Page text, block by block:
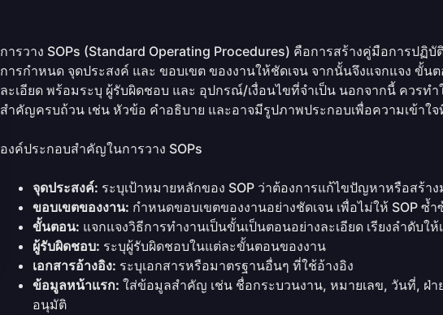
การวาง SOPs (Standard Operating Procedures) คือการสร้างคู่มือการปฏิบั
การกำหนด จุดประสงค์ และ ขอบเขต ของงานให้ชัดเจน จากนั้นจึงแจกแจง ขั้น
ละเอียด พร้อมระบุ ผู้รับผิดชอบ และ อุปกรณ์/เงื่อนไขที่จำเป็น นอกจากนี้ ควรท
สำคัญครบถ้วน เช่น หัวข้อ คำอธิบาย และอาจมีรูปภาพประกอบเพื่อความเข้าใ
องค์ประกอบสำคัญในการวาง SOPs
จุดประสงค์: ระบุเป้าหมายหลักของ SOP ว่าต้องการแก้ไขปัญหาหรือสร้าง
ขอบเขตของงาน: กำหนดขอบเขตของงานอย่างชัดเจน เพื่อไม่ให้ SOP ซ้
ขั้นตอน: แจกแจงวิธีการทำงานเป็นขั้นเป็นตอนอย่างละเอียด เรียงลำดับให้
ผู้รับผิดชอบ: ระบุผู้รับผิดชอบในแต่ละขั้นตอนของงาน
เอกสารอ้างอิง: ระบุเอกสารหรือมาตรฐานอื่นๆ ที่ใช้อ้างอิง
ข้อมูลหน้าแรก: ใส่ข้อมูลสำคัญ เช่น ชื่อกระบวนงาน, หมายเลข, วันที่, ฝ่า
อนุมัติ